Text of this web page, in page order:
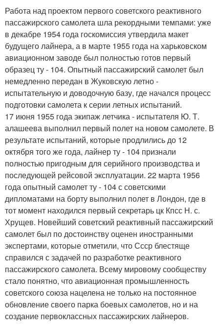
Работа над проектом первого советского реактивного
пассажирского самолета шла рекордными темпами: уже
в декабре 1954 года госкомиссия утвердила макет
будущего лайнера, а в марте 1955 года на харьковском
авиационном заводе был полностью готов первый
образец ту - 104. Опытный пассажирский самолет был
немедленно передан в Жуковскую летно -
испытательную и доводочную базу, где начался процесс
подготовки самолета к серии летных испытаний.
17 июня 1955 года экипаж летчика - испытателя Ю. Т.
алашеева выполнил первый полет на новом самолете. В
результате испытаний, которые продлились до 12
октября того же года, лайнер ту - 104 признали
полностью пригодным для серийного производства и
последующей рейсовой эксплуатации. 22 марта 1956
года опытный самолет ту - 104 с советскими
дипломатами на борту выполнил полет в Лондон, где в
тот момент находился первый секретарь цк Кпсс Н. с.
Хрущев. Новейший советский реактивный пассажирский
самолет был по достоинству оценен иностранными
экспертами, которые отметили, что Ссср блестяще
справился с задачей по разработке реактивного
пассажирского самолета. Всему мировому сообществу
стало понятно, что авиационная промышленность
советского союза нацелена не только на постоянное
обновление своего парка боевых самолетов, но и на
создание первоклассных пассажирских лайнеров.